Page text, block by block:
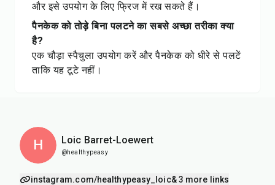
और इसे उपयोग के लिए फ्रिज में रख सकते हैं।
पैनकेक को तोड़े बिना पलटने का सबसे अच्छा तरीका क्या
है?
एक चौड़ा स्पैचुला उपयोग करें और पैनकेक को धीरे से पलटें
ताकि यह टूटे नहीं।
H Loic Barret-Loewert
@healthypeasy
instagram.com/healthypeasy_loic& 3 more links